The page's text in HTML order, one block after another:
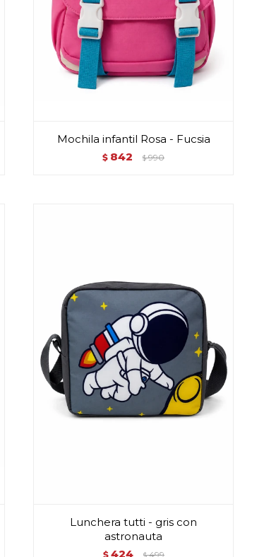
Mochila infantil Rosa - Fucsia
$ 842 $ 990
Lunchera tutti - gris con
astronauta
$ 424 $ 499